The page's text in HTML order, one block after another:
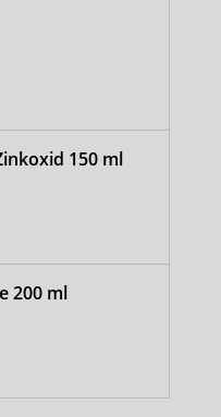
150 ml
200 ml